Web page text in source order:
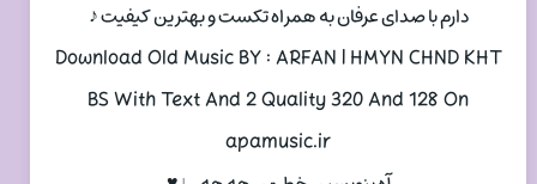
دارم با صدای عرفان به همراه تکست و بهترین کیفیت ♪
Download Old Music BY : ARFAN | HMYN CHND KHT
BS With Text And 2 Quality 320 And 128 On
apamusic.ir